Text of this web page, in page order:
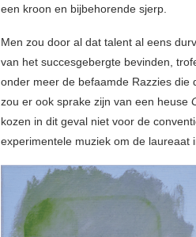
een kroon en bijbehorende sjerp.
Men zou door al dat talent al eens
van het succesgebergte bevinden,
onder meer de befaamde Razzies die
zou er ook sprake zijn van een heuse
kozen in dit geval niet voor de
experimentele muziek om de laureaat